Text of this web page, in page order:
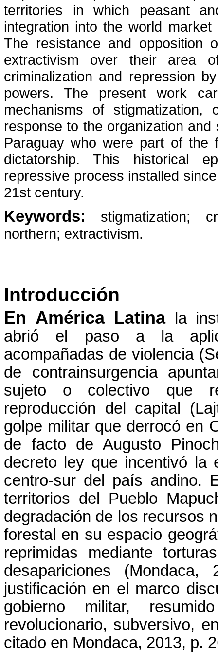
territories in which peasant
integration into the world
The resistance and opposition
extractivism over their area
criminalization and repression
powers. The present work
mechanisms of stigmatization,
response to the organization
Paraguay who were part of the
dictatorship. This historical
repressive process installed
21st century.
Keywords:
stigmatization;
northern; extractivism.
Introducción
En América Latinala
abrió el paso a la
acompañadas de violencia
de contrainsurgencia
sujeto o colectivo que
reproducción del capital
golpe militar que derrocó en
de facto de Augusto
decreto ley que incentivó la
centro-sur del país andino.
territorios del Pueblo
degradación de los recursos
forestal en su espacio
reprimidas mediante
desapariciones
justificación en el marco
gobierno militar,
revolucionario, subversivo,
citado en Mondaca, 2013, p.